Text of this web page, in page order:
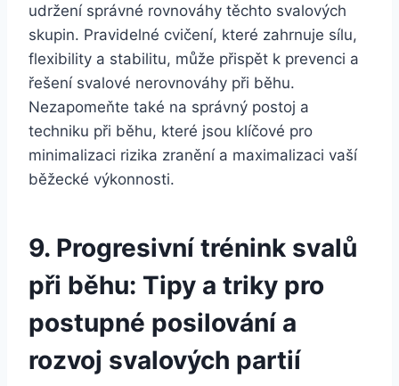
udržení správné rovnováhy těchto svalových
skupin. Pravidelné cvičení, které zahrnuje sílu,
flexibility a stabilitu, může přispět k prevenci a
řešení svalové nerovnováhy při běhu.
Nezapomeňte také na správný postoj a
techniku při běhu, které jsou klíčové pro
minimalizaci rizika zranění a maximalizaci vaší
běžecké výkonnosti.
9. Progresivní trénink svalů
při běhu: Tipy a triky pro
postupné posilování a
rozvoj svalových partií